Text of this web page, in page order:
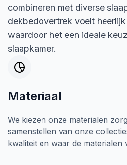
combineren met diverse
dekbedovertrek voelt
waardoor het een ideale
slaapkamer.
Materiaal
We kiezen onze materialen
samenstellen van onze
kwaliteit en waar de materialen